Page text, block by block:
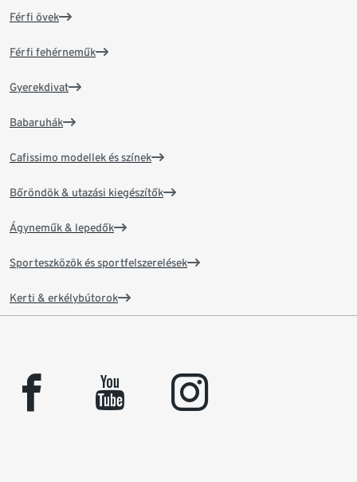
Férfi övek
Férfi fehérneműk
Gyerekdivat
Babaruhák
Cafissimo modellek és színek
Bőröndök & utazási kiegészítők
Ágyneműk & lepedők
Sporteszközök és sportfelszerelések
Kerti & erkélybútorok
facebook youtube instagram